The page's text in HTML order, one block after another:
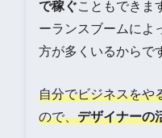
で稼ぐこともできま
ーランスブームによ
方が多くいるからで
自分でビジネスをや
ので、デザイナーの